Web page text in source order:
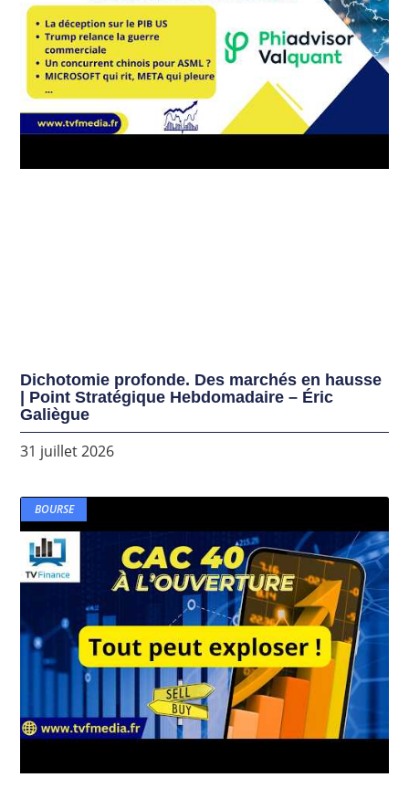
Dichotomie profonde. Des marchés en hausse
| Point Stratégique Hebdomadaire – Éric
Galiègue
31 juillet 2026
BOURSE